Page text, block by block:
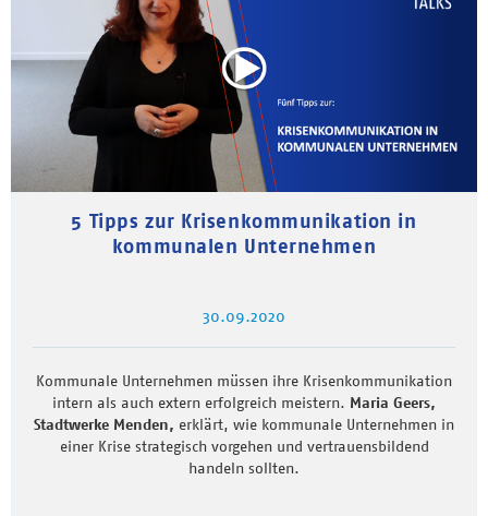
5 Tipps zur Krisenkommunikation in
kommunalen Unternehmen
30.09.2020
Kommunale Unternehmen müssen ihre Krisenkommunikation
intern als auch extern erfolgreich meistern. Maria Geers,
Stadtwerke Menden, erklärt, wie kommunale Unternehmen in
einer Krise strategisch vorgehen und vertrauensbildend
handeln sollten.